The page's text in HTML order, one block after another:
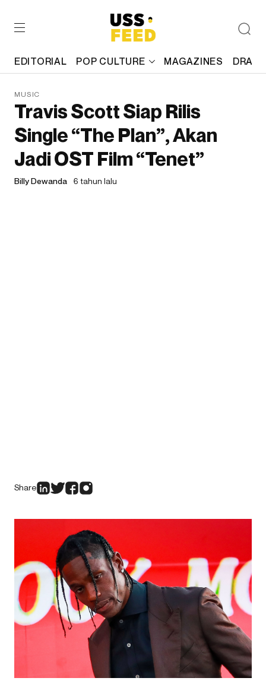
EDITORIAL POP CULTURE MAGAZINES
MUSIC
Travis Scott Siap Rilis
Single “The Plan”, Akan
Jadi OST Film “Tenet”
Billy Dewanda 6 tahun lalu
Share